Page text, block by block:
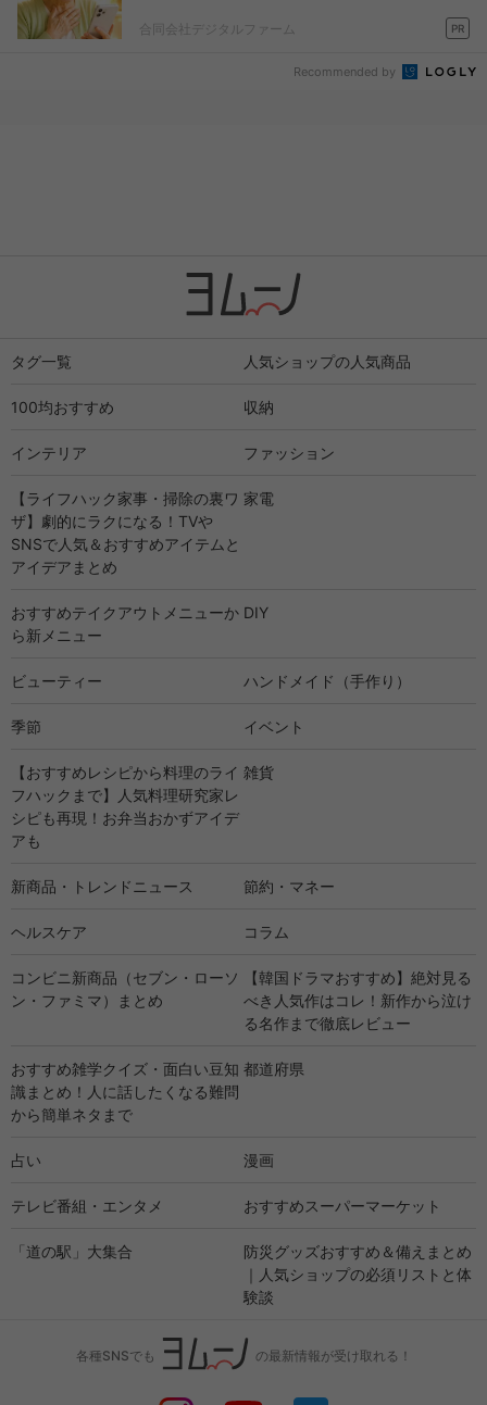
合同会社デジタルファーム PR
Recommended by
タグ一覧 人気ショップの人気商品
100均おすすめ 収納
インテリア ファッション
【ライフハック家事・掃除の裏ワ
ザ】劇的にラクになる！TVや
SNSで人気＆おすすめアイテムと
アイデアまとめ
家電
おすすめテイクアウトメニューか
ら新メニュー
DIY
ビューティー ハンドメイド（手作り）
季節 イベント
【おすすめレシピから料理のライ
フハックまで】人気料理研究家レ
シピも再現！お弁当おかずアイデ
アも
雑貨
新商品・トレンドニュース 節約・マネー
ヘルスケア コラム
コンビニ新商品（セブン・ローソ
ン・ファミマ）まとめ
【韓国ドラマおすすめ】絶対見る
べき人気作はコレ！新作から泣け
る名作まで徹底レビュー
おすすめ雑学クイズ・面白い豆知
識まとめ！人に話したくなる難問
から簡単ネタまで
都道府県
占い 漫画
テレビ番組・エンタメ おすすめスーパーマーケット
「道の駅」大集合
防災グッズおすすめ＆備えまとめ
｜人気ショップの必須リストと体
験談
各種SNSでも の最新情報が受け取れる！